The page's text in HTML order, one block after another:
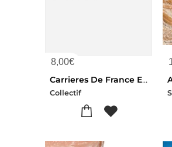
8,00€
Carrieres De France Exploitations Actives
Collectif